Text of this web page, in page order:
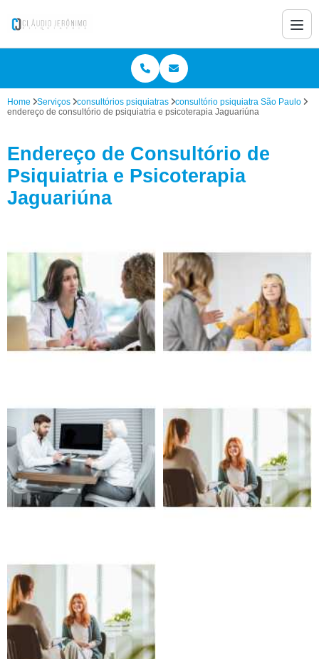
Home Serviços consultórios psiquiatras
consultório psiquiatra São Paulo
endereço de consultório de psiquiatria e psicoterapia Jaguariúna
Endereço de Consultório de
Psiquiatria e Psicoterapia
Jaguariúna